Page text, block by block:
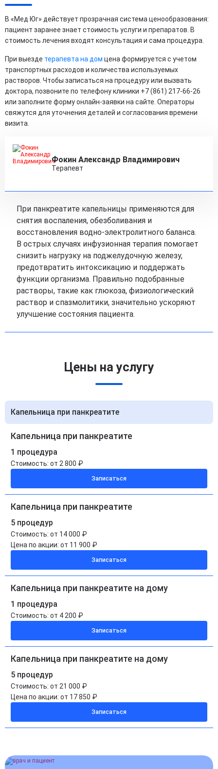
В «Мед Юг» действует прозрачная система ценообразования:
пациент заранее знает стоимость услуги и препаратов. В
стоимость лечения входят консультация и сама процедура.
При выезде терапевта на дом цена формируется с учетом
транспортных расходов и количества используемых
растворов. Чтобы записаться на процедуру или вызвать
доктора, позвоните по телефону клиники +7 (861) 217-66-26
или заполните форму онлайн-заявки на сайте. Операторы
свяжутся для уточнения деталей и согласования времени
визита.
Фокин Александр Владимирович
Терапевт
При панкреатите капельницы применяются для
снятия воспаления, обезболивания и
восстановления водно-электролитного баланса.
В острых случаях инфузионная терапия помогает
снизить нагрузку на поджелудочную железу,
предотвратить интоксикацию и поддержать
функции организма. Правильно подобранные
растворы, такие как глюкоза, физиологический
раствор и спазмолитики, значительно ускоряют
улучшение состояния пациента.
Цены на услугу
Капельница при панкреатите
Капельница при панкреатите
1 процедура
Стоимость: от 2 800 ₽
Записаться
Капельница при панкреатите
5 процедур
Стоимость: от 14 000 ₽
Цена по акции: от 11 900 ₽
Записаться
Капельница при панкреатите на дому
1 процедура
Стоимость: от 4 200 ₽
Записаться
Капельница при панкреатите на дому
5 процедур
Стоимость: от 21 000 ₽
Цена по акции: от 17 850 ₽
Записаться